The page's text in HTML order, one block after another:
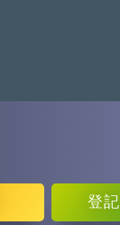
登記